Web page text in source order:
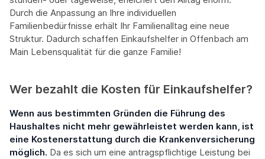
Durch die Anpassung an Ihre individuellen
Familienbedürfnisse erhält Ihr Familienalltag eine neue
Struktur. Dadurch schaffen Einkaufshelfer in Offenbach am
Main Lebensqualität für die ganze Familie!
Wer bezahlt die Kosten für Einkaufshelfer?
Wenn aus bestimmten Gründen die Führung des
Haushaltes nicht mehr gewährleistet werden kann, ist
eine Kostenerstattung durch die Krankenversicherung
möglich. Da es sich um eine antragspflichtige Leistung bei